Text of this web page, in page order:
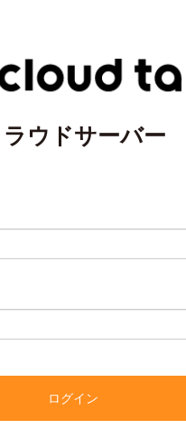
ラウドサーバー
ログイン